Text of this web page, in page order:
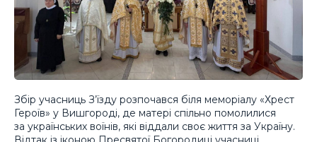
Збір учасниць З’їзду розпочався біля меморіалу «Хрест
Героїв» у Вишгороді, де матері спільно помолилися
за українських воїнів, які віддали своє життя за Україну.